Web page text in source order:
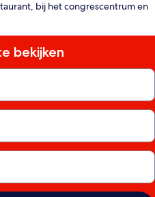
bij het congrescentrum en
bekijken